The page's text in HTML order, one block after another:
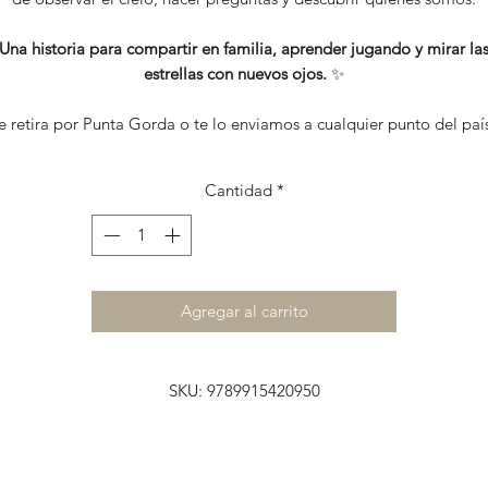
Una historia para compartir en familia, aprender jugando y mirar las
estrellas con nuevos ojos. ✨
retira por Punta Gorda o te lo enviamos a cualquier punto del
Cantidad *
Agregar al carrito
SKU: 9789915420950